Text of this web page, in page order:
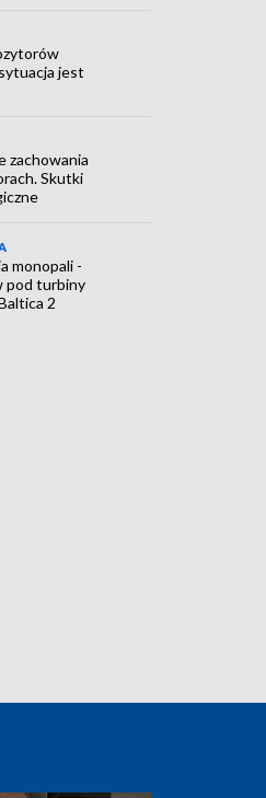
jest
zachowania
Skutki
monopali -
pod turbiny
2